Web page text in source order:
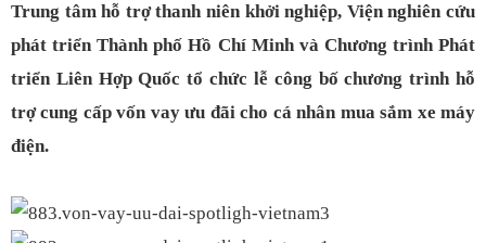
Trung tâm hỗ trợ thanh niên khởi nghiệp, Viện nghiên cứu
phát triển Thành phố Hồ Chí Minh và Chương trình Phát
triển Liên Hợp Quốc tổ chức lễ công bố chương trình hỗ
trợ cung cấp vốn vay ưu đãi cho cá nhân mua sắm xe máy
điện.